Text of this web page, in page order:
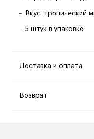
Вкус: тропический
5 штук в упаковке
Доставка и оплата
Возврат